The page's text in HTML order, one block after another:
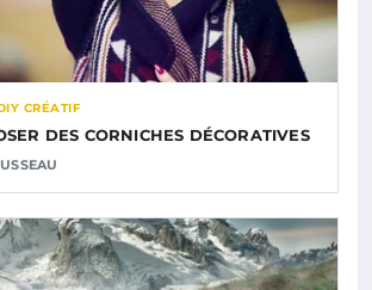
CRÉATIF
DES CORNICHES DÉCORATIVES